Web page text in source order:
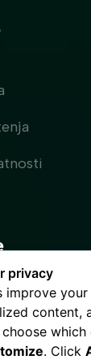
novosti !
privacy
improve
content,
. Click